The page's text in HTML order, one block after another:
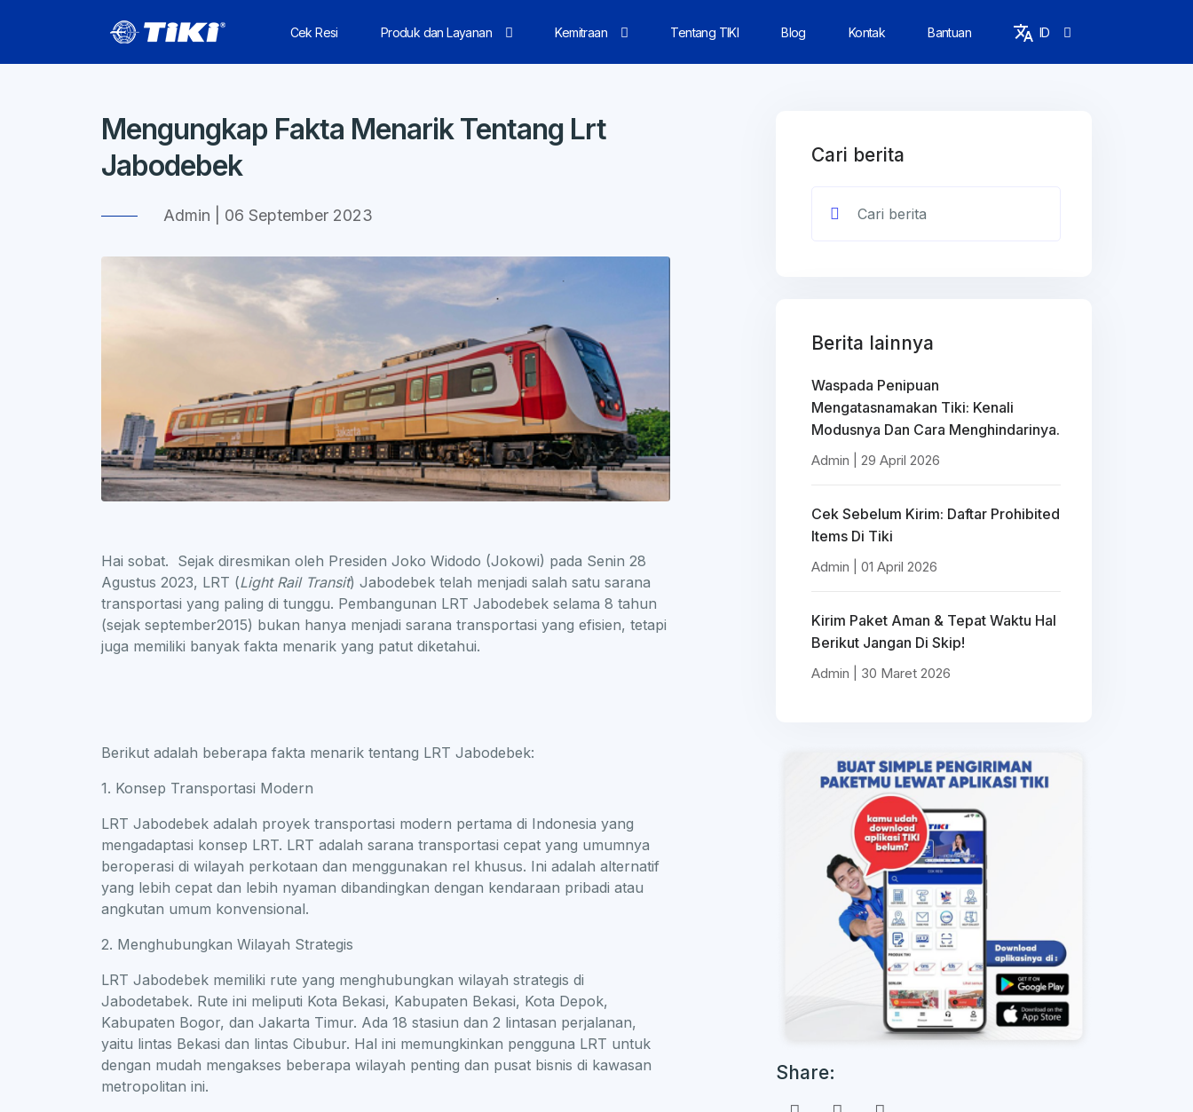
Cek Resi Produk dan Layanan Kemitraan Tentang TIKI Blog Kontak Bantuan ID
Mengungkap Fakta Menarik Tentang Lrt
Jabodebek
Admin | 06 September 2023
Hai sobat. Sejak diresmikan oleh Presiden Joko Widodo (Jokowi) pada Senin 28
Agustus 2023, LRT (Light Rail Transit) Jabodebek telah menjadi salah satu sarana
transportasi yang paling di tunggu. Pembangunan LRT Jabodebek selama 8 tahun
(sejak september2015) bukan hanya menjadi sarana transportasi yang efisien, tetapi
juga memiliki banyak fakta menarik yang patut diketahui.
Berikut adalah beberapa fakta menarik tentang LRT Jabodebek:
1. Konsep Transportasi Modern
LRT Jabodebek adalah proyek transportasi modern pertama di Indonesia yang
mengadaptasi konsep LRT. LRT adalah sarana transportasi cepat yang umumnya
beroperasi di wilayah perkotaan dan menggunakan rel khusus. Ini adalah alternatif
yang lebih cepat dan lebih nyaman dibandingkan dengan kendaraan pribadi atau
angkutan umum konvensional.
2. Menghubungkan Wilayah Strategis
LRT Jabodebek memiliki rute yang menghubungkan wilayah strategis di
Jabodetabek. Rute ini meliputi Kota Bekasi, Kabupaten Bekasi, Kota Depok,
Kabupaten Bogor, dan Jakarta Timur. Ada 18 stasiun dan 2 lintasan perjalanan,
yaitu lintas Bekasi dan lintas Cibubur. Hal ini memungkinkan pengguna LRT untuk
dengan mudah mengakses beberapa wilayah penting dan pusat bisnis di kawasan
metropolitan ini.
Cari berita
Berita lainnya
Waspada Penipuan
Mengatasnamakan Tiki: Kenali
Modusnya Dan Cara Menghindarinya.
Admin | 29 April 2026
Cek Sebelum Kirim: Daftar Prohibited
Items Di Tiki
Admin | 01 April 2026
Kirim Paket Aman & Tepat Waktu Hal
Berikut Jangan Di Skip!
Admin | 30 Maret 2026
Share: